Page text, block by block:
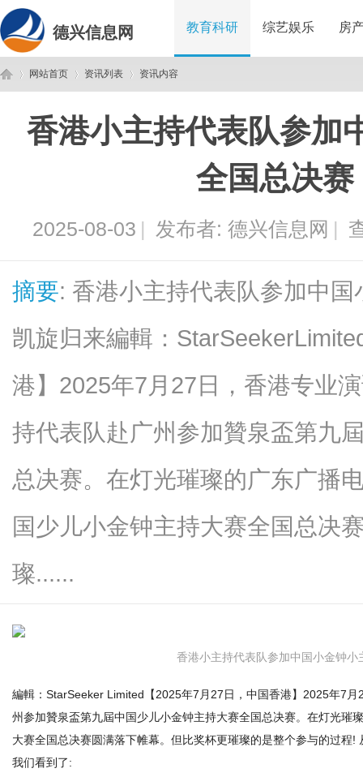
德兴信息网 教育科研 综艺娱乐 房
网站首页
›
资讯列表
›
资讯内容
香港小主持代表队参加
全国总决
2025-08-03 | 发布者: 德兴信息网 |
摘要: 香港小主持代表队参加中
凯旋归来編輯：
港】2025年7月27日，香港专业
持代表队赴广州参加贊泉盃第九
总决赛。在灯光璀璨的广东广播
国少儿小金钟主持大赛全国总决
璨......
香港小主持代表队参加中国小金钟
編輯：StarSeeker Limited【2025年7月27日，中国香港】2025年7
州参加贊泉盃第九屆中国少儿小金钟主持大赛全国总决赛。在灯光璀
大赛全国总决赛圆满落下帷幕。但比奖杯更璀璨的是整个参与的过程
我们看到了: